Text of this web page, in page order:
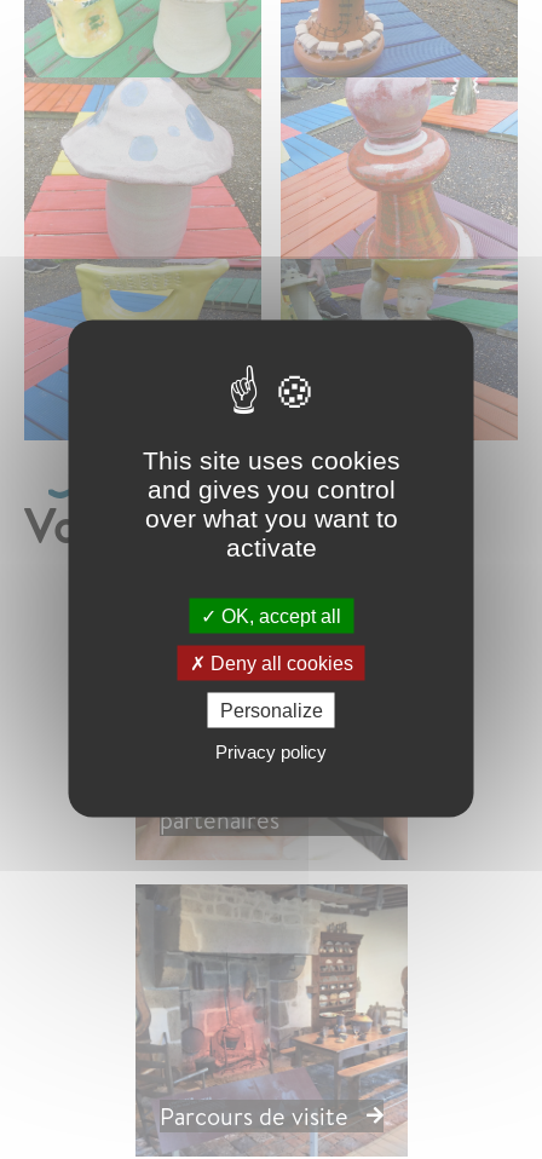
Voir aussi
partenaires
Parcours de visite
This site uses cookies
and gives you control
over what you want to
activate
OK, accept all
Deny all cookies
Personalize
Privacy policy